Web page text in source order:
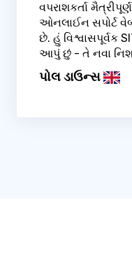
વપરાશકર્તા
ઓનલાઈન સપોર્ટ
છે. હું વિશ્વાસપૂર્વક
આપું છું - તે નવા
પોલ ડાઉન્સ